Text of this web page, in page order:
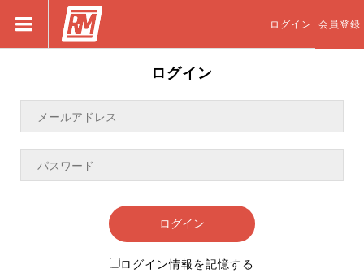
ログイン 会員登録
ログイン
ログイン
ログイン情報を記憶する